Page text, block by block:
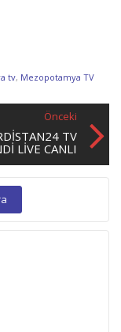
tv, Mezopotamya TV
Önceki
TV
LIVE CANLI